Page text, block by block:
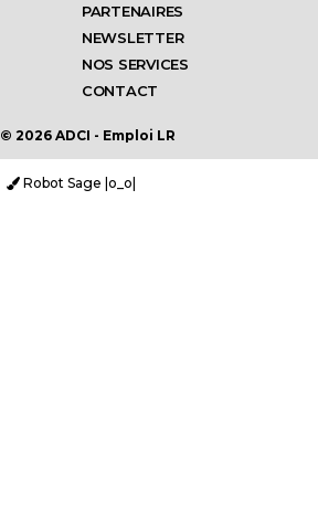
PARTENAIRES
NEWSLETTER
NOS SERVICES
CONTACT
© 2026 ADCI - Emploi LR
Robot Sage |o_o|